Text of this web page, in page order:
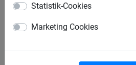
Statistik-Cookies
Marketing Cookies
Abdeckplane aus
g/m²